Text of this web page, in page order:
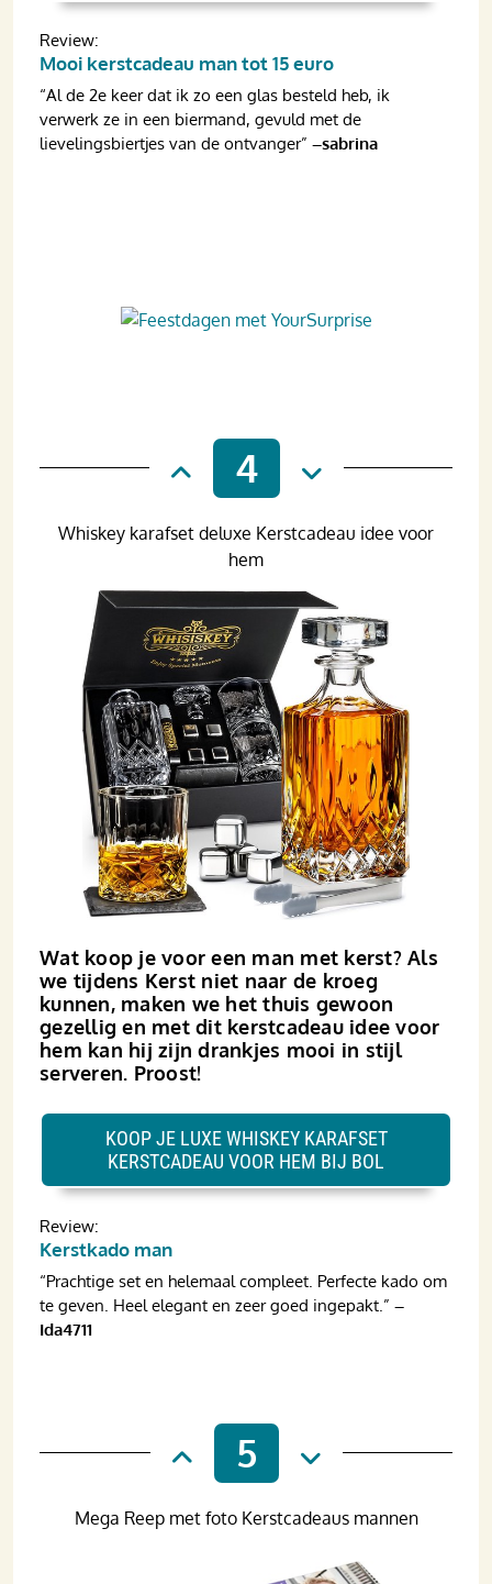
Review:
Mooi kerstcadeau man tot 15 euro
“Al de 2e keer dat ik zo een glas besteld heb, ik
verwerk ze in een biermand, gevuld met de
lievelingsbiertjes van de ontvanger” –sabrina
4
Wat koop je voor een man met kerst? Als
we tijdens Kerst niet naar de kroeg
kunnen, maken we het thuis gewoon
gezellig en met dit kerstcadeau idee voor
hem kan hij zijn drankjes mooi in stijl
serveren. Proost!
Whiskey karafset deluxe Kerstcadeau idee voor
hem
Review:
Kerstkado man
“Prachtige set en helemaal compleet. Perfecte kado om
te geven. Heel elegant en zeer goed ingepakt.” –
Ida4711
KOOP JE LUXE WHISKEY KARAFSET
KERSTCADEAU VOOR HEM BIJ BOL
5
Mega Reep met foto Kerstcadeaus mannen